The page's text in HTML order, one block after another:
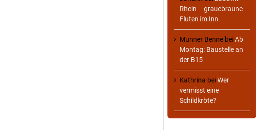
Rhein – grauebraune
Fluten im Inn
Munner Benne beiAb
Montag: Baustelle an
der B15
Kathrina beiWer
vermisst eine
Schildkröte?